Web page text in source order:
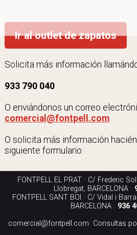
Ir al outlet de zapatos
Solicita más información
933 790 040
O enviándonos un correo
comercial@fontpell.com
O solicita más información
siguiente formulario:
FONTPELL EL PRAT · C/ Frederic
Llobregat, BARCELONA ·
FONTPELL SANT BOI · C/ Vidal i
BARCELONA · 936
comercial@fontpell.com· Consultas